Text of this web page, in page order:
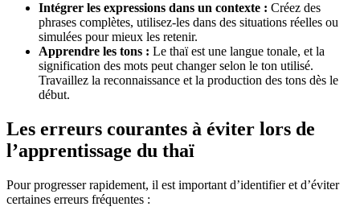
Intégrer les expressions dans un contexte : Créez des
phrases complètes, utilisez-les dans des situations réelles ou
simulées pour mieux les retenir.
Apprendre les tons : Le thaï est une langue tonale, et la
signification des mots peut changer selon le ton utilisé.
Travaillez la reconnaissance et la production des tons dès le
début.
Les erreurs courantes à éviter lors de
l’apprentissage du thaï
Pour progresser rapidement, il est important d’identifier et d’éviter
certaines erreurs fréquentes :